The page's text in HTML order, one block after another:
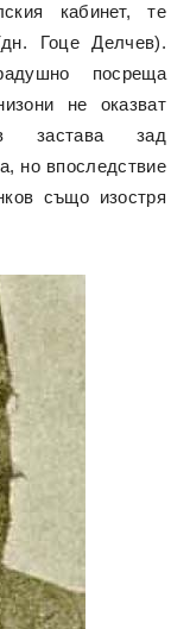
кабинет, те
Гоце Делчев).
посреща
не оказват
застава зад
но впоследствие
също изостря